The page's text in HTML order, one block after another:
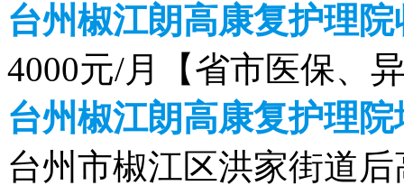
台州椒江朗高康复护理
4000元/月【省市医保、
台州椒江朗高康复护理
台州市椒江区洪家街道